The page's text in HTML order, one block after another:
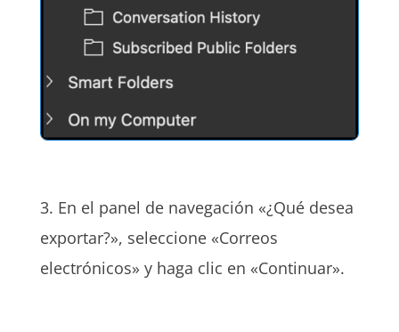
3. En el panel de navegación «¿Qué desea
exportar?», seleccione «Correos
electrónicos» y haga clic en «Continuar».